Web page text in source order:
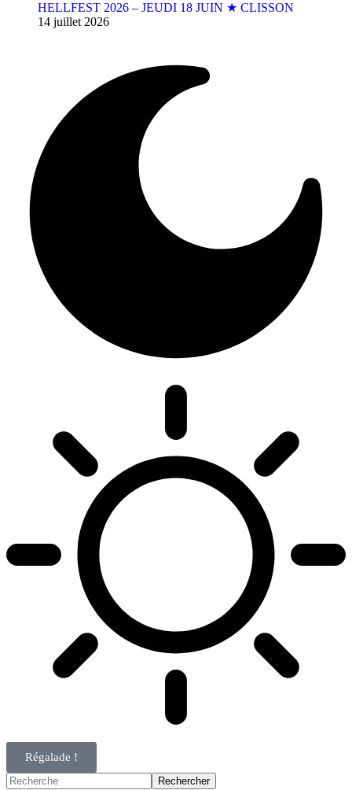
HELLFEST 2026 – JEUDI 18 JUIN ★ CLISSON
14 juillet 2026
Régalade !